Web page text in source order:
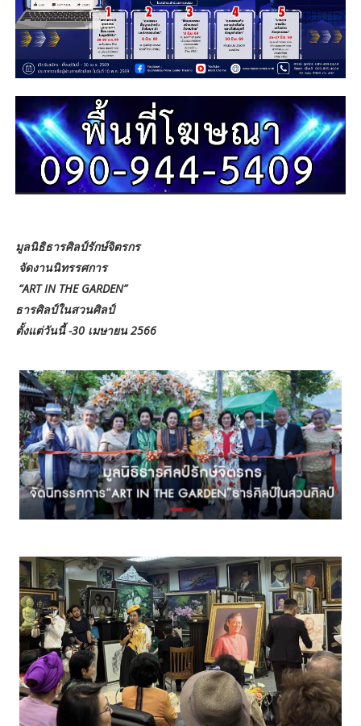
มูลนิธิธารศิลป์รักษ์จิตรกร
จัดงานนิทรรศการ
“ART IN THE GARDEN”
ธารศิลป์ในสวนศิลป์
ตั้งแต่วันนี้ -30 เมษายน 2566